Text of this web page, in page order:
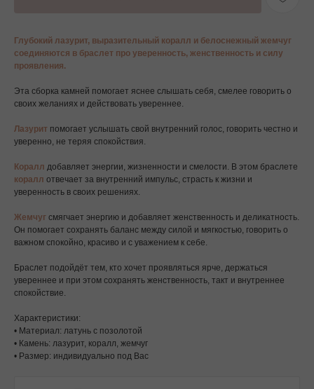
Глубокий лазурит, выразительный коралл и белоснежный жемчуг
соединяются в браслет про уверенность, женственность и силу
проявления.
Эта сборка камней помогает яснее слышать себя, смелее говорить о
своих желаниях и действовать увереннее.
Лазурит помогает услышать свой внутренний голос, говорить честно и
уверенно, не теряя спокойствия.
Коралл добавляет энергии, жизненности и смелости. В этом браслете
коралл отвечает за внутренний импульс, страсть к жизни и
уверенность в своих решениях.
Жемчуг смягчает энергию и добавляет женственность и деликатность.
Он помогает сохранять баланс между силой и мягкостью, говорить о
важном спокойно, красиво и с уважением к себе.
Браслет подойдёт тем, кто хочет проявляться ярче, держаться
увереннее и при этом сохранять женственность, такт и внутреннее
спокойствие.
Характеристики:
• Материал: латунь с позолотой
• Камень: лазурит, коралл, жемчуг
• Размер: индивидуально под Вас